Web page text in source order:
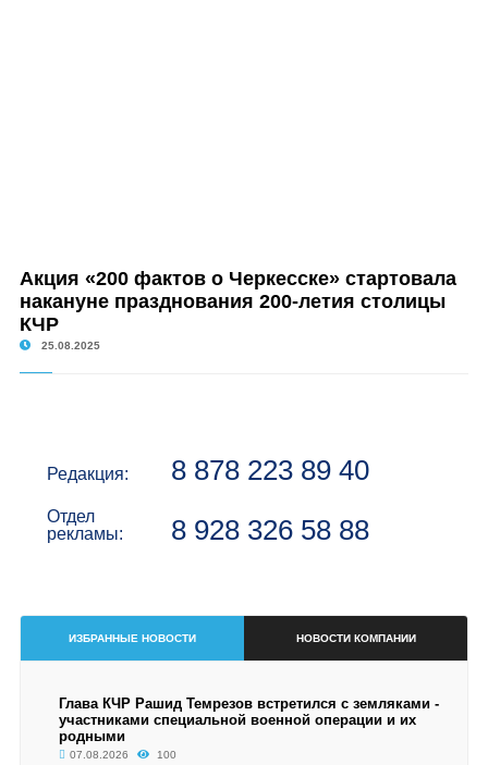
Акция «200 фактов о Черкесске» стартовала
накануне празднования 200-летия столицы
КЧР
25.08.2025
Редакция: 8 878 223 89 40
Отдел
рекламы:
8 928 326 58 88
ИЗБРАННЫЕ НОВОСТИ НОВОСТИ КОМПАНИИ
Глава КЧР Рашид Темрезов встретился с земляками -
участниками специальной военной операции и их
родными
07.08.2026 100